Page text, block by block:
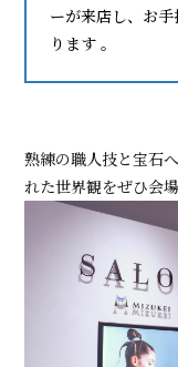
ーが来店し、お
ります 。
熟練の職人技と宝石
れた世界観をぜひ会